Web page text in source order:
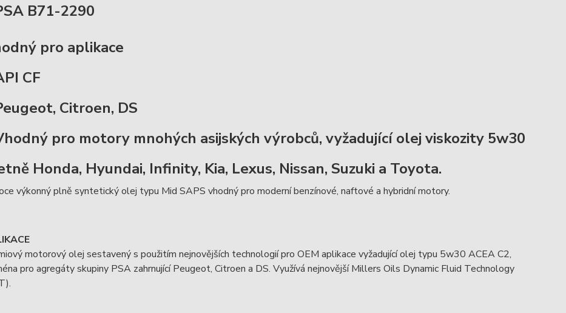
B71-2290
pro aplikace
CF
Citroen, DS
pro motory mnohých asijských výrobců, vyžadující olej viskozity 5w30
Honda, Hyundai, Infinity, Kia, Lexus, Nissan, Suzuki a Toyota.
výkonný plně syntetický olej typu Mid SAPS vhodný pro moderní benzínové, naftové a hybridní motory.
motorový olej sestavený s použitím nejnovějších technologií pro OEM aplikace vyžadující olej typu 5w30 ACEA C2,
pro agregáty skupiny PSA zahrnující Peugeot, Citroen a DS. Využívá nejnovější Millers Oils Dynamic Fluid Technology